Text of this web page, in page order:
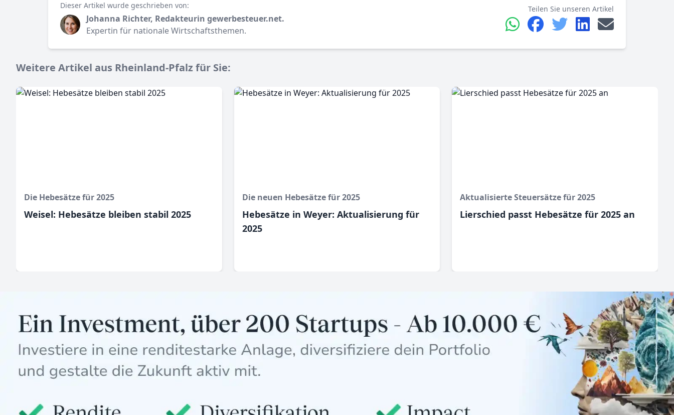
Dieser Artikel wurde geschrieben von:
Johanna Richter, Redakteurin gewerbesteuer.net.
Expertin für nationale Wirtschaftsthemen.
Teilen Sie unseren Artikel
Weitere Artikel aus Rheinland-Pfalz für Sie:
Die Hebesätze für 2025
Weisel: Hebesätze bleiben stabil 2025
Die neuen Hebesätze für 2025
Hebesätze in Weyer: Aktualisierung für
2025
Aktualisierte Steuersätze für 2025
Lierschied passt Hebesätze für 2025 an